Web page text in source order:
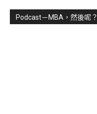
Podcast－MBA，然後呢？